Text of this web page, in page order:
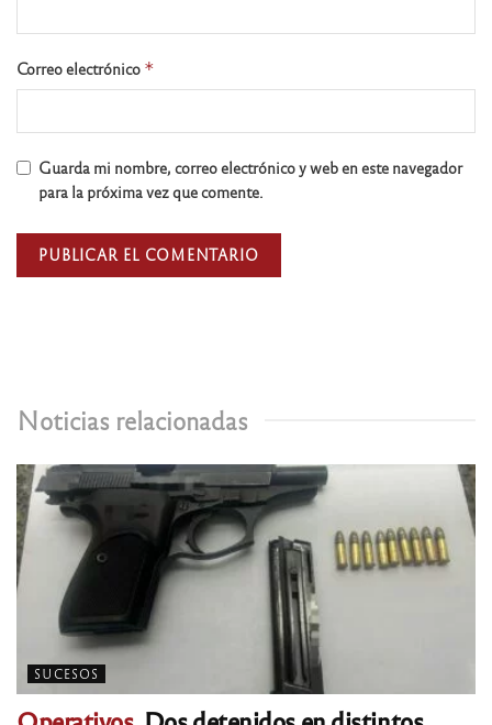
Noticias relacionadas
SUCESOS
Correo electrónico *
Guarda mi nombre, correo electrónico y web en este navegador
para la próxima vez que comente.